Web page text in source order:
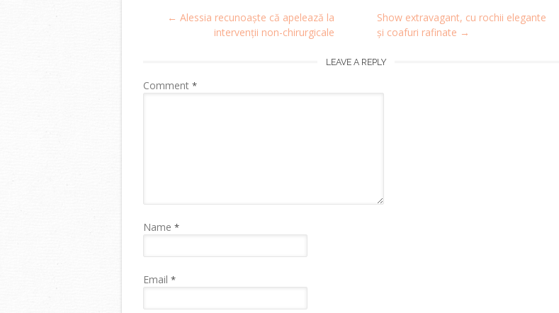
navigation
← Alessia recunoaște că apelează la
intervenții non-chirurgicale
Show extravagant, cu rochii elegante
și coafuri rafinate →
LEAVE A REPLY
Comment *
Name *
Email *